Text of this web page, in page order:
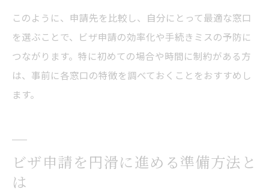
このように、申請先を比較し、自分にとって最適な窓口
を選ぶことで、ビザ申請の効率化や手続きミスの予防に
つながります。特に初めての場合や時間に制約がある方
は、事前に各窓口の特徴を調べておくことをおすすめし
ます。
ビザ申請を円滑に進める準備方法と
は